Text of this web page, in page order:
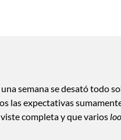
semana se desató todo
las expectativas
completa y que varios